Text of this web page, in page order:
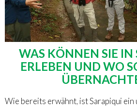
WAS KÖNNEN SIE IN
ERLEBEN UND WO
Wie bereits erwähnt, ist Sarapiqui